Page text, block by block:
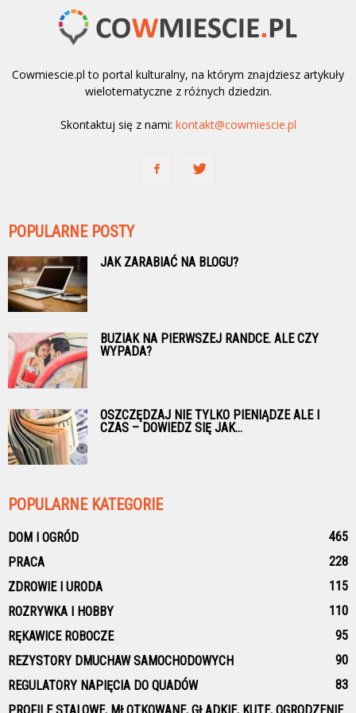
Cowmiescie.pl to portal kulturalny, na którym znajdziesz artykuły
wielotematyczne z różnych dziedzin.
Skontaktuj się z nami: kontakt@cowmiescie.pl
POPULARNE POSTY
JAK ZARABIAĆ NA BLOGU?
BUZIAK NA PIERWSZEJ RANDCE. ALE CZY
WYPADA?
OSZCZĘDZAJ NIE TYLKO PIENIĄDZE ALE I
CZAS – DOWIEDZ SIĘ JAK...
POPULARNE KATEGORIE
DOM I OGRÓD
465
PRACA
228
ZDROWIE I URODA
115
ROZRYWKA I HOBBY
110
RĘKAWICE ROBOCZE
95
REZYSTORY DMUCHAW SAMOCHODOWYCH
90
REGULATORY NAPIĘCIA DO QUADÓW
83